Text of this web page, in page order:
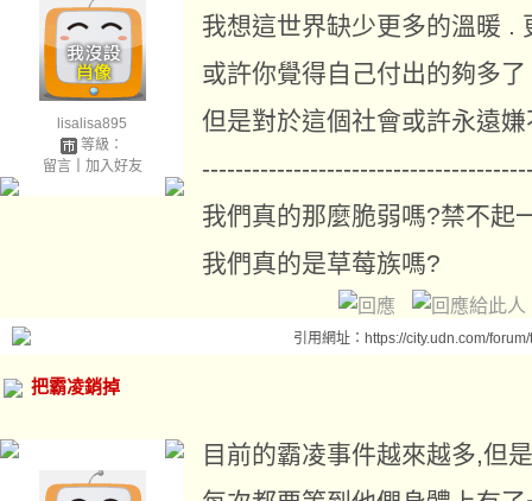
lisalisa895
等級：
留言｜ 加入好友
我想這世界缺少更多的溫暖 .
或許你覺得自己付出的夠多了
但是對於這個社會或許永遠
我們真的那麼脆弱嗎?禁不起
我們真的是草莓族嗎?
引用網址：https://city.udn.com/
把霸凌銷掉
目前的霸凌事件越來越多,但